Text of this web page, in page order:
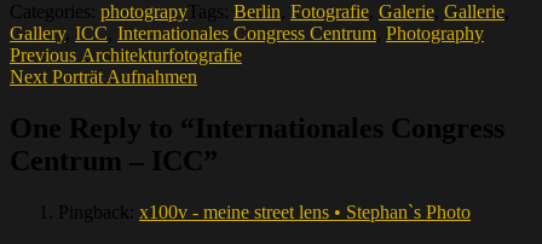
Categories: photograpy Tags: Berlin Fotografie Galerie Gallerie
Gallery, ICC Internationales Congress Centrum Photography
Beitragsnavigation
Previous Previous
post:
Architekturfotografie
Next Next
Porträt Aufnahmen
One Reply to “Internationales Congress
Centrum – ICC”
Pingback: x100v - meine street lens • Stephan`s Photo